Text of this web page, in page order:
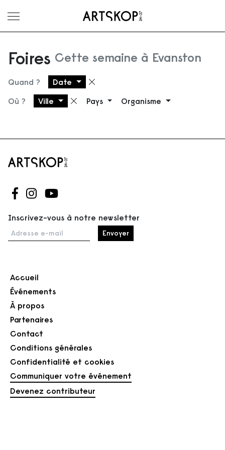
Ouvrir le menu
Foires Cette semaine à Evanston
Quand ? Date Supprimer le filtre
Où ? Ville Supprimer le filtre
Pays Organisme
Suivez-nous sur Facebook
Suivez-nous sur Instagram
Suivez-nous sur Youtube
Inscrivez-vous à notre newsletter
Adresse e-mail
Accueil
Événements
À propos
Partenaires
Contact
Conditions générales
Confidentialité et cookies
Communiquer votre événement
Devenez contributeur